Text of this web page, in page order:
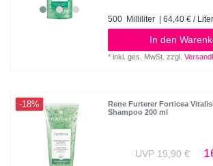
500 Milliliter | 64,40 € / Liter
In den
*inkl. ges. MwSt. zzgl.
-18%
Rene Furterer Forticea
Shampoo 200 ml
UVP 19,90 €